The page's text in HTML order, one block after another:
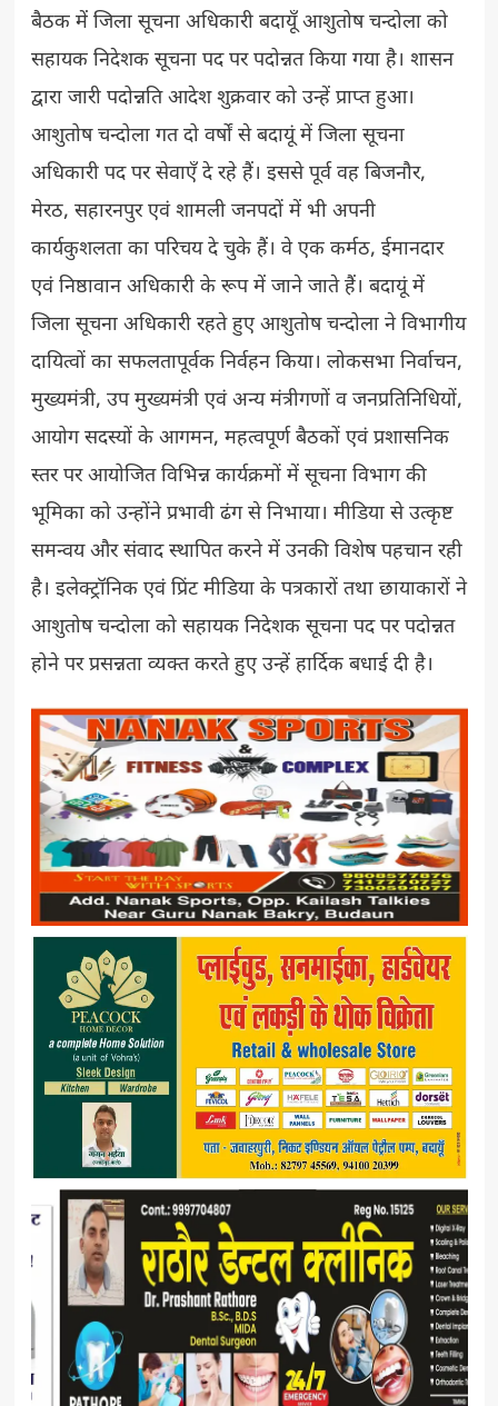
बैठक में जिला सूचना अधिकारी बदायूँ आशुतोष चन्दोला को
सहायक निदेशक सूचना पद पर पदोन्नत किया गया है। शासन
द्वारा जारी पदोन्नति आदेश शुक्रवार को उन्हें प्राप्त हुआ।
आशुतोष चन्दोला गत दो वर्षों से बदायूं में जिला सूचना
अधिकारी पद पर सेवाएँ दे रहे हैं। इससे पूर्व वह बिजनौर,
मेरठ, सहारनपुर एवं शामली जनपदों में भी अपनी
कार्यकुशलता का परिचय दे चुके हैं। वे एक कर्मठ, ईमानदार
एवं निष्ठावान अधिकारी के रूप में जाने जाते हैं। बदायूं में
जिला सूचना अधिकारी रहते हुए आशुतोष चन्दोला ने विभागीय
दायित्वों का सफलतापूर्वक निर्वहन किया। लोकसभा निर्वाचन,
मुख्यमंत्री, उप मुख्यमंत्री एवं अन्य मंत्रीगणों व जनप्रतिनिधियों,
आयोग सदस्यों के आगमन, महत्वपूर्ण बैठकों एवं प्रशासनिक
स्तर पर आयोजित विभिन्न कार्यक्रमों में सूचना विभाग की
भूमिका को उन्होंने प्रभावी ढंग से निभाया। मीडिया से उत्कृष्ट
समन्वय और संवाद स्थापित करने में उनकी विशेष पहचान रही
है। इलेक्ट्रॉनिक एवं प्रिंट मीडिया के पत्रकारों तथा छायाकारों ने
आशुतोष चन्दोला को सहायक निदेशक सूचना पद पर पदोन्नत
होने पर प्रसन्नता व्यक्त करते हुए उन्हें हार्दिक बधाई दी है।